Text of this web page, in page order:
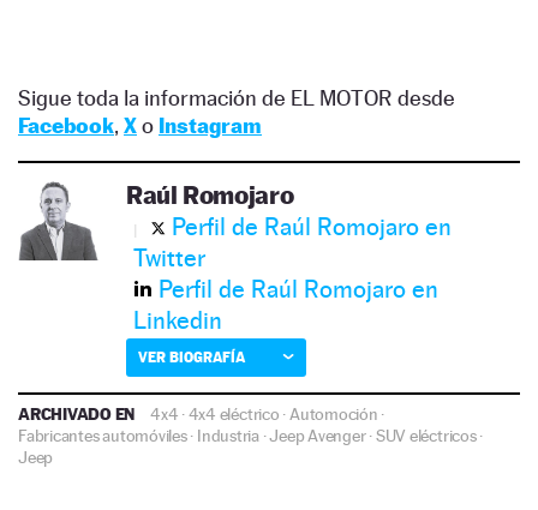
Sigue toda la información de EL MOTOR desde
Facebook, Xo Instagram
Raúl Romojaro
Perfil de Raúl Romojaro en
Twitter
Perfil de Raúl Romojaro en
Linkedin
VER BIOGRAFÍA
ARCHIVADO EN 4x4 ·4x4 eléctrico · Automoción ·
Fabricantes automóviles· Industria·Jeep Avenger·SUV eléctricos·
Jeep